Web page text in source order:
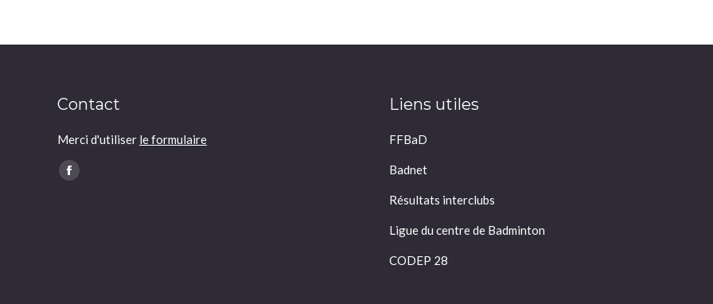
Contact
Merci d'utiliser le formulaire
Trouvez nous sur :
Facebook
Liens utiles
FFBaD
Badnet
Résultats interclubs
Ligue du centre de Badminton
CODEP 28